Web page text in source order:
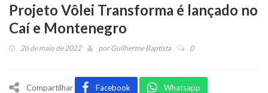
Projeto Vôlei Transforma é lançado no
Caí e Montenegro
26 de maio de 2022 porGuilherme Baptista 0
Compartilhar Facebook Whatsapp